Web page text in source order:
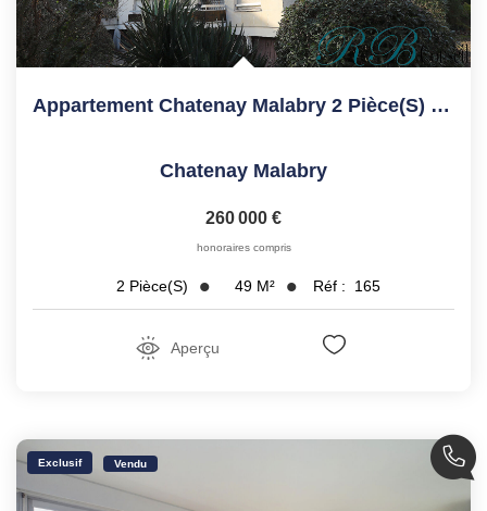
Appartement Chatenay Malabry 2 Pièce(s) 49.09 M2
Chatenay Malabry
260 000 €
honoraires compris
2 Pièce(s) 49 M² Réf : 165
Aperçu
Exclusif Vendu